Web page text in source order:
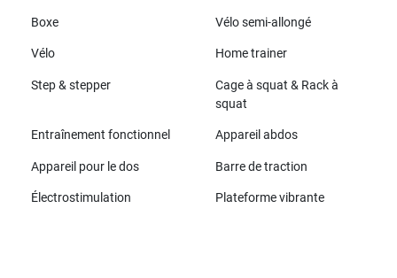
Boxe Vélo semi-allongé
Vélo Home trainer
Step & stepper
Cage à squat & Rack à
squat
Entraînement fonctionnel Appareil abdos
Appareil pour le dos Barre de traction
Électrostimulation Plateforme vibrante